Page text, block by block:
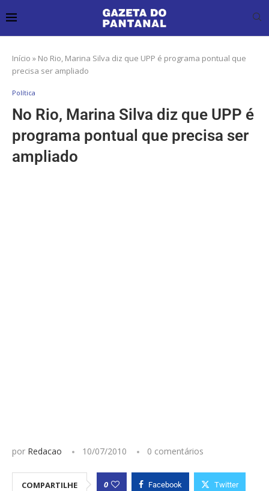
Início » No Rio, Marina Silva diz que UPP é programa pontual que
precisa ser ampliado
Política
No Rio, Marina Silva diz que UPP é
programa pontual que precisa ser
ampliado
por Redacao 10/07/2010 0 comentários
COMPARTILHE 0 Facebook Twitter